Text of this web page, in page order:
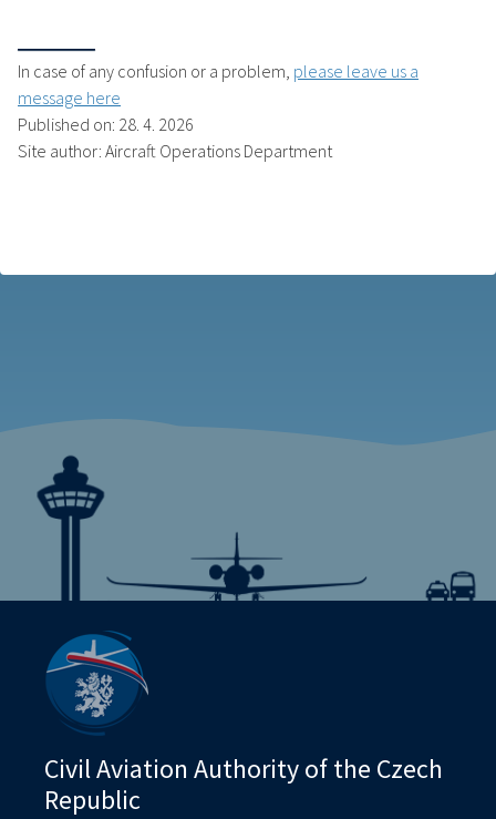
In case of any confusion or a problem, please leave us a
message here
Published on: 28. 4. 2026
Site author: Aircraft Operations Department
Civil Aviation Authority of the Czech
Republic